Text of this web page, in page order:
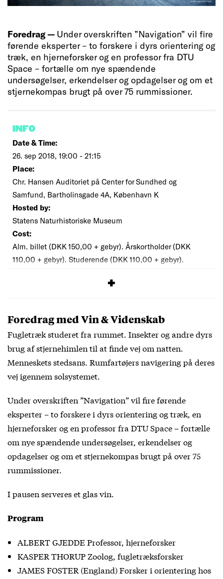
Foredrag — Under overskriften ”Navigation” vil fire
førende eksperter – to forskere i dyrs orientering og
træk, en hjerneforsker og en professor fra DTU
Space – fortælle om nye spændende
undersøgelser, erkendelser og opdagelser og om et
stjernekompas brugt på over 75 rummissioner.
INFO
Date & Time:
26. sep 2018, 19:00 - 21:15
Place:
Chr. Hansen Auditoriet på Center for Sundhed og
Samfund, Bartholinsgade 4A, København K
Hosted by:
Statens Naturhistoriske Museum
Cost:
Alm. billet (DKK 150,00 + gebyr). Årskortholder (DKK
110,00 + gebyr). Studerende (DKK 110,00 + gebyr).
Foredrag med Vin & Videnskab
Fugletræk studeret fra rummet. Insekter og andre dyrs
brug af stjernehimlen til at finde vej om natten.
Menneskets stedsans. Rumfartøjers navigering på deres
vej igennem solsystemet.
Under overskriften ”Navigation” vil fire førende
eksperter – to forskere i dyrs orientering og træk, en
hjerneforsker og en professor fra DTU Space – fortælle
om nye spændende undersøgelser, erkendelser og
opdagelser og om et stjernekompas brugt på over 75
rummissioner.
I pausen serveres et glas vin.
Program
ALBERT GJEDDE Professor, hjerneforsker
KASPER THORUP Zoolog, fugletræksforsker
JAMES FOSTER (England) Forsker i orientering hos